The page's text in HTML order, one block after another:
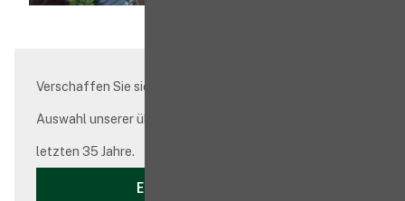
Verschaffen Sie sich einen Einblick in eine kleine
Auswahl unserer über 500 fertiggestellten Objekte der
letzten 35 Jahre.
EINBLICK